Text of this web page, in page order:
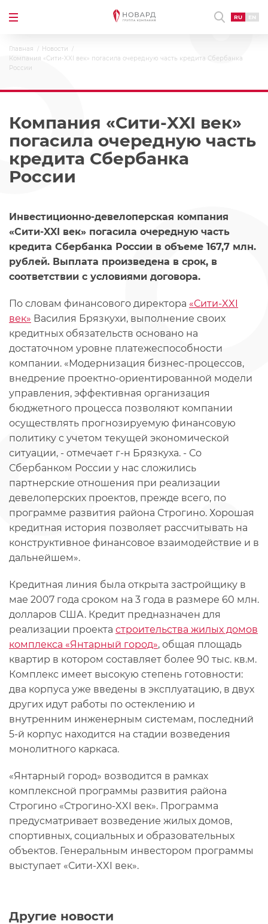
RU EN
Главная
Новости
Компания «Сити-XXI век» погасила очередную часть кредита Сбербанка
России
Компания «Сити-XXI век»
погасила очередную часть
кредита Сбербанка
России
Другие новости
Инвестиционно-девелоперская компания
«Сити-XXI век» погасила очередную часть
кредита Сбербанка России в объеме 167,7 млн.
рублей. Выплата произведена в срок, в
соответствии с условиями договора.
По словам финансового директора «Сити-XXI
век» Василия Брязкухи, выполнение своих
кредитных обязательств основано на
достаточном уровне платежеспособности
компании. «Модернизация бизнес-процессов,
внедрение проектно-ориентированной модели
управления, эффективная организация
бюджетного процесса позволяют компании
осуществлять прогнозируемую финансовую
политику с учетом текущей экономической
ситуации, - отмечает г-н Брязкуха. - Со
Сбербанком России у нас сложились
партнерские отношения при реализации
девелоперских проектов, прежде всего, по
программе развития района Строгино. Хорошая
кредитная история позволяет рассчитывать на
конструктивное финансовое взаимодействие и в
дальнейшем».
Кредитная линия была открыта застройщику в
мае 2007 года сроком на 3 года в размере 60 млн.
долларов США. Кредит предназначен для
реализации проекта строительства жилых домов
комплекса «Янтарный город», общая площадь
квартир в котором составляет более 90 тыс. кв.м.
Комплекс имеет высокую степень готовности:
два корпуса уже введены в эксплуатацию, в двух
других идут работы по остеклению и
внутренним инженерным системам, последний
5-й корпус находится на стадии возведения
монолитного каркаса.
«Янтарный город» возводится в рамках
комплексной программы развития района
Строгино «Строгино-XXI век». Программа
предусматривает возведение жилых домов,
спортивных, социальных и образовательных
объектов. Генеральным инвестором программы
выступает «Сити-XXI век».